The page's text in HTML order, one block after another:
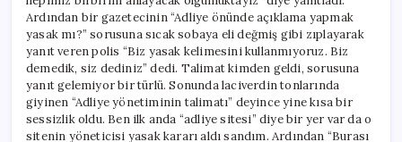
Ardından bir gazetecinin “Adliye önünde açıklama yapmak
yasak mı?” sorusuna sıcak sobaya eli değmiş gibi zıplayarak
yanıt veren polis “Biz yasak kelimesini kullanmıyoruz. Biz
demedik, siz dediniz” dedi. Talimat kimden geldi, sorusuna
yanıt gelemiyor bir türlü. Sonunda laciverdin tonlarında
giyinen “Adliye yönetiminin talimatı” deyince yine kısa bir
sessizlik oldu. Ben ilk anda “adliye sitesi” diye bir yer var da o
sitenin yöneticisi yasak kararı aldı sandım. Ardından “Burası